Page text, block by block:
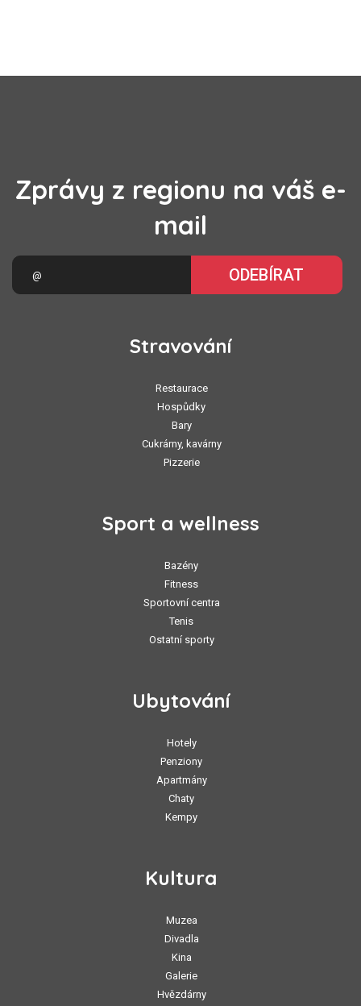
Zprávy z regionu na váš e-
mail
ODEBÍRAT
Stravování
Restaurace
Hospůdky
Bary
Cukrárny, kavárny
Pizzerie
Sport a wellness
Bazény
Fitness
Sportovní centra
Tenis
Ostatní sporty
Ubytování
Hotely
Penziony
Apartmány
Chaty
Kempy
Kultura
Muzea
Divadla
Kina
Galerie
Hvězdárny